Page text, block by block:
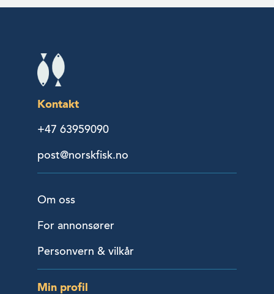
Kontakt
+47 63959090
post@norskfisk.no
Om oss
For annonsører
Personvern & vilkår
Min profil